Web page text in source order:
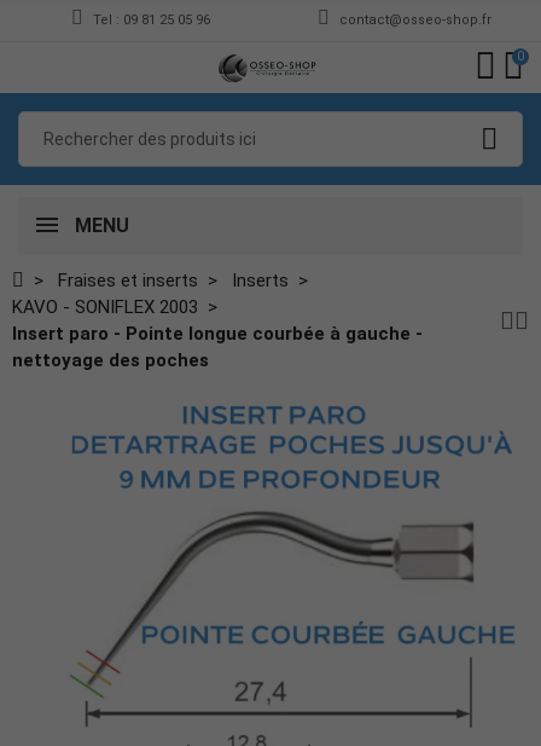
Tel : 09 81 25 05 96 contact@osseo-shop.fr
0
MENU
Fraises et inserts
Inserts
KAVO - SONIFLEX 2003
Insert paro - Pointe longue courbée à gauche -
nettoyage des poches